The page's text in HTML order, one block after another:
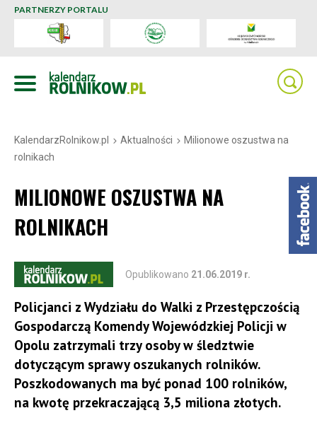
PARTNERZY PORTALU
KalendarzRolnikow.pl Aktualności
Milionowe oszustwa na
rolnikach
MILIONOWE OSZUSTWA NA
ROLNIKACH
Opublikowano 21.06.2019 r.
Policjanci z Wydziału do Walki z Przestępczością
Gospodarczą Komendy Wojewódzkiej Policji w
Opolu zatrzymali trzy osoby w śledztwie
dotyczącym sprawy oszukanych rolników.
Poszkodowanych ma być ponad 100 rolników,
na kwotę przekraczającą 3,5 miliona złotych.